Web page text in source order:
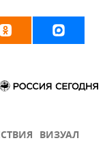
ВИЗУАЛ